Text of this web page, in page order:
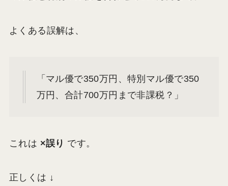
よくある誤解は、
「マル優で350万円、特別マル優で350
万円、合計700万円まで非課税？」
これは ×誤り です。
正しくは ↓